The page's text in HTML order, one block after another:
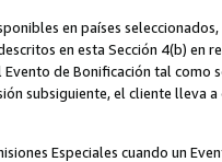
en países
en esta Sección 4(b) en
de Bonificación tal como
subsiguiente, el cliente lleva
Especiales cuando un